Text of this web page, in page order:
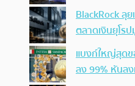
BlackRock ลุ
ตลาดเงินยุโร
แบงก์ใหญ่สุดข
ลง 99% หันล